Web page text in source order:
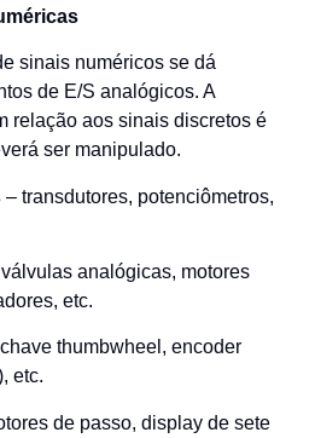
sinais numéricos se dá
de E/S analógicos. A
relação aos sinais discretos é
ser manipulado.
– transdutores, potenciômetros,
analógicas, motores
etc.
thumbwheel, encoder
etc.
de passo, display de sete